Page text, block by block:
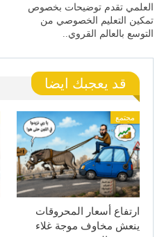
العلمي تقدم توضيحات بخصوص
تمكين التعليم الخصوصي من
التوسع بالعالم القروي..
قد يعجبك ايضا
مجتمع
ارتفاع أسعار المحروقات
ينعش مخاوف موجة غلاء